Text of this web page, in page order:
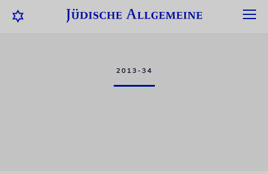
2013-34